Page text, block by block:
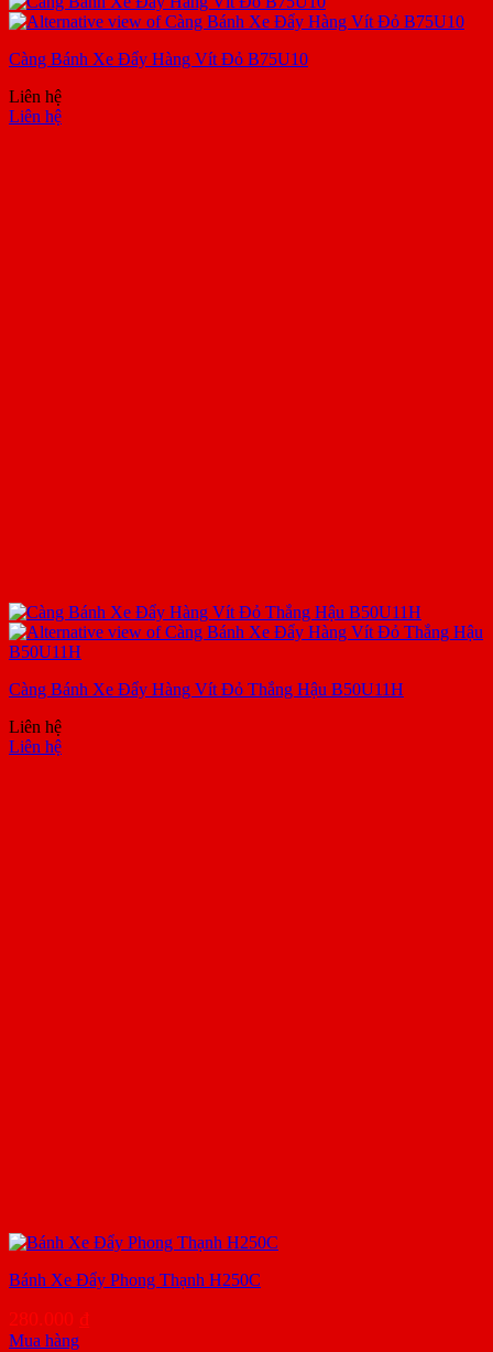
Càng Bánh Xe Đẩy Hàng Vít Đỏ B75U10
Liên hệ
Liên hệ
Càng Bánh Xe Đẩy Hàng Vít Đỏ Thắng Hậu B50U11H
Liên hệ
Liên hệ
Bánh Xe Đẩy Phong Thạnh H250C
280.000 ₫
Mua hàng